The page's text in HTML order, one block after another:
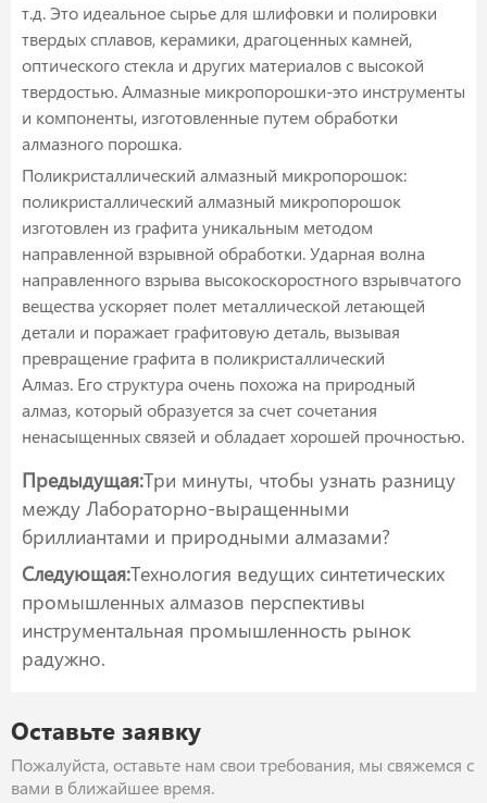
т.д. Это идеальное сырье для шлифовки и полировки
твердых сплавов, керамики, драгоценных камней,
оптического стекла и других материалов с высокой
твердостью. Алмазные микропорошки-это инструменты
и компоненты, изготовленные путем обработки
алмазного порошка.
Поликристаллический алмазный микропорошок:
поликристаллический алмазный микропорошок
изготовлен из графита уникальным методом
направленной взрывной обработки. Ударная волна
направленного взрыва высокоскоростного взрывчатого
вещества ускоряет полет металлической летающей
детали и поражает графитовую деталь, вызывая
превращение графита в поликристаллический
Алмаз. Его структура очень похожа на природный
алмаз, который образуется за счет сочетания
ненасыщенных связей и обладает хорошей прочностью.
Предыдущая:Три минуты, чтобы узнать разницу
между Лабораторно-выращенными
бриллиантами и природными алмазами?
Следующая:Технология ведущих синтетических
промышленных алмазов перспективы
инструментальная промышленность рынок
радужно.
Оставьте заявку
Пожалуйста, оставьте нам свои требования, мы свяжемся с
вами в ближайшее время.